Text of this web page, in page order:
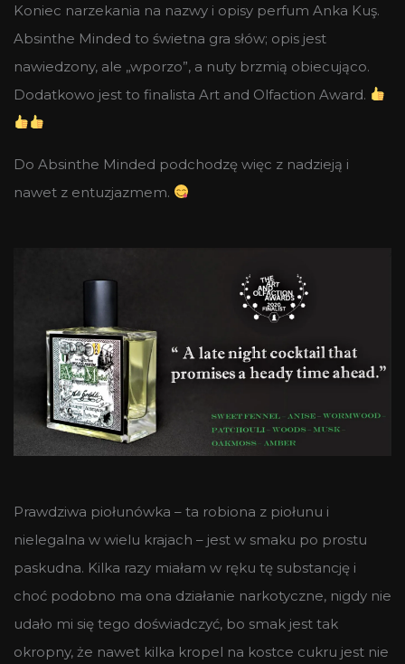
Koniec narzekania na nazwy i opisy perfum Anka Kuş.
Absinthe Minded to świetna gra słów; opis jest
nawiedzony, ale „wporzo”, a nuty brzmią obiecująco.
Dodatkowo jest to finalista Art and Olfaction Award.
Do Absinthe Minded podchodzę więc z nadzieją i
nawet z entuzjazmem.
Prawdziwa piołunówka – ta robiona z piołunu i
nielegalna w wielu krajach – jest w smaku po prostu
paskudna. Kilka razy miałam w ręku tę substancję i
choć podobno ma ona działanie narkotyczne, nigdy nie
udało mi się tego doświadczyć, bo smak jest tak
okropny, że nawet kilka kropel na kostce cukru jest nie